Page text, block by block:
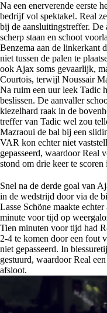
Na een enerverende eerste
bedrijf vol spektakel. Real
bij de aansluitingstreffer. De
scherp staan en schoot
Benzema aan de linkerkant
niet tussen de palen te
ook Ajax soms gevaarlijk,
Courtois, terwijl Noussair
Na ruim een uur leek Tadic
beslissen. De aanvaller
kiezelhard raak in de
treffer van Tadic wel zou
Mazraoui de bal bij een
VAR kon echter niet
gepasseerd, waardoor Real
stond om drie keer te
Snel na de derde goal van
in de wedstrijd door via de
Lasse Schöne maakte
minute voor tijd op
Tien minuten voor tijd had
2-4 te komen door een fout
niet gepasseerd. In
gestuurd, waardoor Real
afsloot.